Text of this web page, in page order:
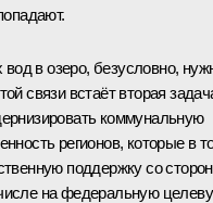
в озеро, безусловно,
связи встаёт вторая
коммунальную
регионов, которые в
поддержку со
на федеральную